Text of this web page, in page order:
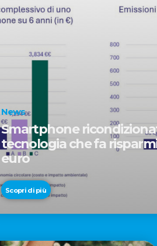
News
Smartphone
tecnologia che fa
euro
Scopri di più